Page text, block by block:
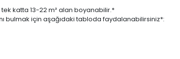
katta 13-22 m² alan boyanabilir.*
bulmak için aşağıdaki tabloda faydalanabilirsiniz*: